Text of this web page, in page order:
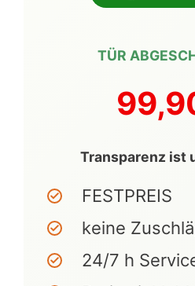
TÜR
Transparenz ist
FESTPREIS
keine
24/7 h